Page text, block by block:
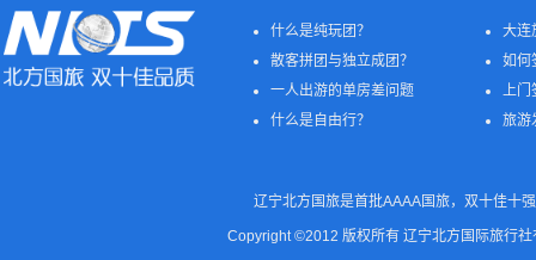
什么是纯玩团？
散客拼团与独立成团？
一人出游的单房差问题
什么是自由行？
大连
如何
上门
旅游
辽宁北方国旅是首批AAAA国旅，双十佳十强
Copyright ©2012 版权所有 辽宁北方国际旅行